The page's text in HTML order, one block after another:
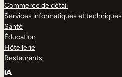
Commerce de détail
Services informatiques et techniques
Santé
Éducation
Hôtellerie
Restaurants
IA